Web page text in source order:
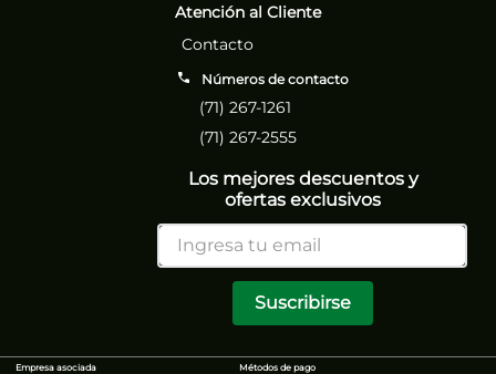
Atención al Cliente
Contacto
Números de contacto
(71) 267-1261
(71) 267-2555
Los mejores descuentos y
ofertas exclusivos
Suscribirse
Empresa asociada Métodos de pago